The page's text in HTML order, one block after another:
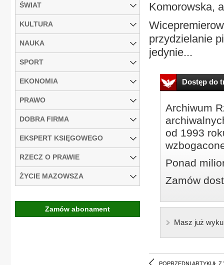
Komorowska,
przydzielanie
jedynie...
Dostęp do
Archiwum
od 1993
Ponad
Zamów
Masz już
POPRZEDNI ARTYKUŁ Z
ŚWIAT
KULTURA
NAUKA
SPORT
EKONOMIA
PRAWO
DOBRA FIRMA
EKSPERT KSIĘGOWEGO
RZECZ O PRAWIE
ŻYCIE MAZOWSZA
Zamów abonament